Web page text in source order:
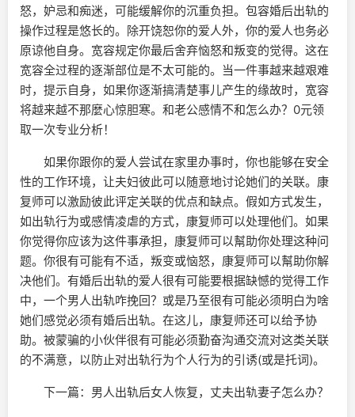
怒，妒忌和痴迷，可能缓解你的沉重负担。包容婚后出轨的
操作过程是悠长的。除开饶恕你的爱人外，你的爱人也务必
原谅他自身。宽容规定你最后舍弃恼怒和叛变的觉得。这在
宽容全过程的逐渐部位是不太可能的。当一件事越来越艰难
时，提示自身，如果你逐渐搞清楚事儿产生的缘故时，宽容
将越来越不那麼心惊胆寒。和老公感情不和怎么办？0元领
取一次专业分析！
如果你跟你的爱人尝试在家里办事时，你也能够在安全
性的工作环境，让夫妇彼此可以随意地讨论她们的关联。康
复师可以激励彼此评定关联的优点和缺点。假如方式发生，
如出轨行为或感情凌虐的方式，康复师可以处理他们。如果
你觉得你应该为这件事承担，康复师可以幫助你处理这种问
题。你很有可能有不适，叛变或恼怒，康复师可以幫助你解
决他们。有婚后出轨的爱人很有可能要根据缺憾的觉得工作
中，一个男人出轨咋挽回？或是乃至很有可能必须明白为啥
她们感觉必须有婚后出轨。在这儿，康复师还可以给予协
助。被蒙骗的小伙伴很有可能必须勤奋沟通交流对这类关联
的不满意，以防止对出轨行为个人行为的引诱(或是托词)。
下一篇：男人出轨后女人恢复，丈夫出轨妻子怎么办？